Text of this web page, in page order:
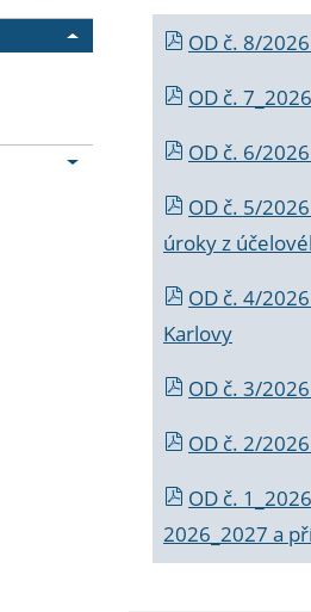
OD č. 8/
OD č.
OD č. 6/
OD č. 5/
úroky z
OD č. 4/
Karlovy
OD č. 3/
OD č. 2/
OD č.
2026_2027 a